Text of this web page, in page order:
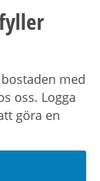
Uppdatera
med
oss. Logga
göra en